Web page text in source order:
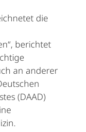
die
berichtet
an anderer
(DAAD)